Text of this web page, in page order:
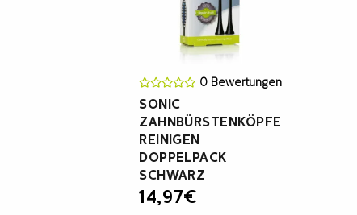
0 Bewertungen
SONIC
ZAHNBÜRSTENKÖPFE
REINIGEN
DOPPELPACK
SCHWARZ
14,97€